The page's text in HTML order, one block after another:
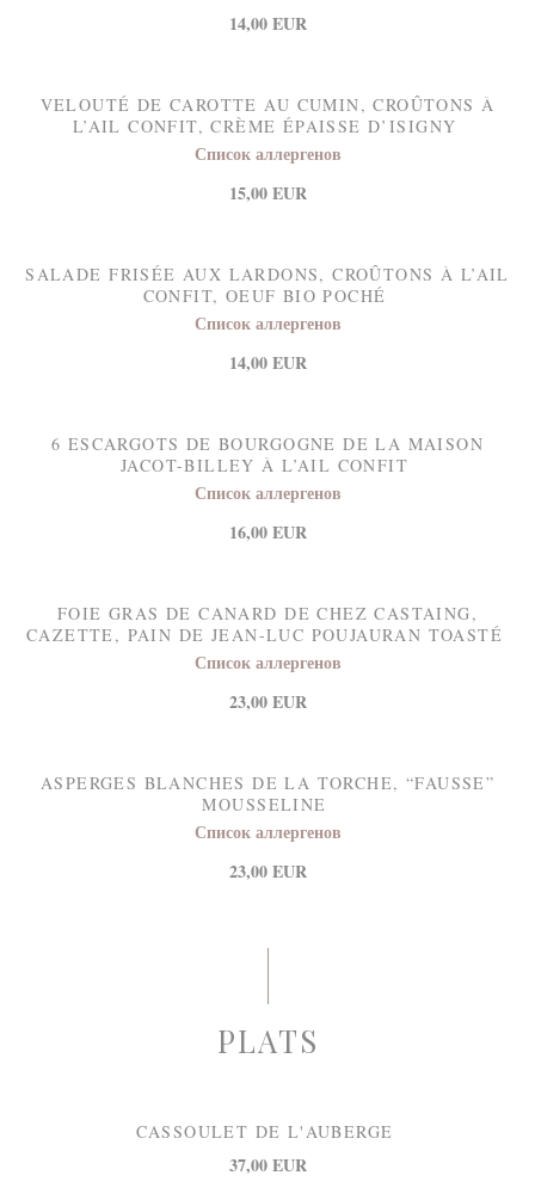
14,00 EUR
VELOUTÉ DE CAROTTE AU CUMIN, CROÛTONS À
L’AIL CONFIT, CRÈME ÉPAISSE D’ISIGNY
Список аллергенов
15,00 EUR
SALADE FRISÉE AUX LARDONS, CROÛTONS À L’AIL
CONFIT, OEUF BIO POCHÉ
Список аллергенов
14,00 EUR
6 ESCARGOTS DE BOURGOGNE DE LA MAISON
JACOT-BILLEY À L’AIL CONFIT
Список аллергенов
16,00 EUR
FOIE GRAS DE CANARD DE CHEZ CASTAING,
CAZETTE, PAIN DE JEAN-LUC POUJAURAN TOASTÉ
Список аллергенов
23,00 EUR
ASPERGES BLANCHES DE LA TORCHE, “FAUSSE”
MOUSSELINE
Список аллергенов
23,00 EUR
PLATS
CASSOULET DE L'AUBERGE
37,00 EUR